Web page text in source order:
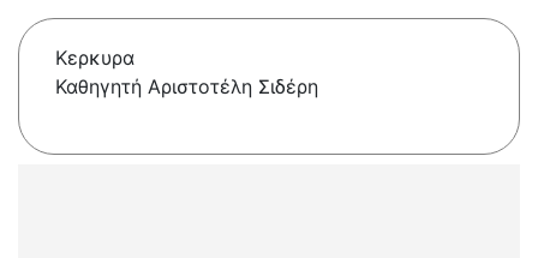
Κερκυρα
Καθηγητή Αριστοτέλη Σιδέρη